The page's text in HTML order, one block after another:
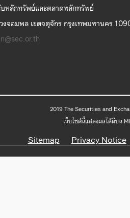
หลักทรัพย์และตลาดหลักทรัพย์
จอมพล เขตจตุจักร กรุงเทพมหานคร
2019
เว็บไซต์นี้แสดงผลได้ดีบน
Sitemap Privacy Notice